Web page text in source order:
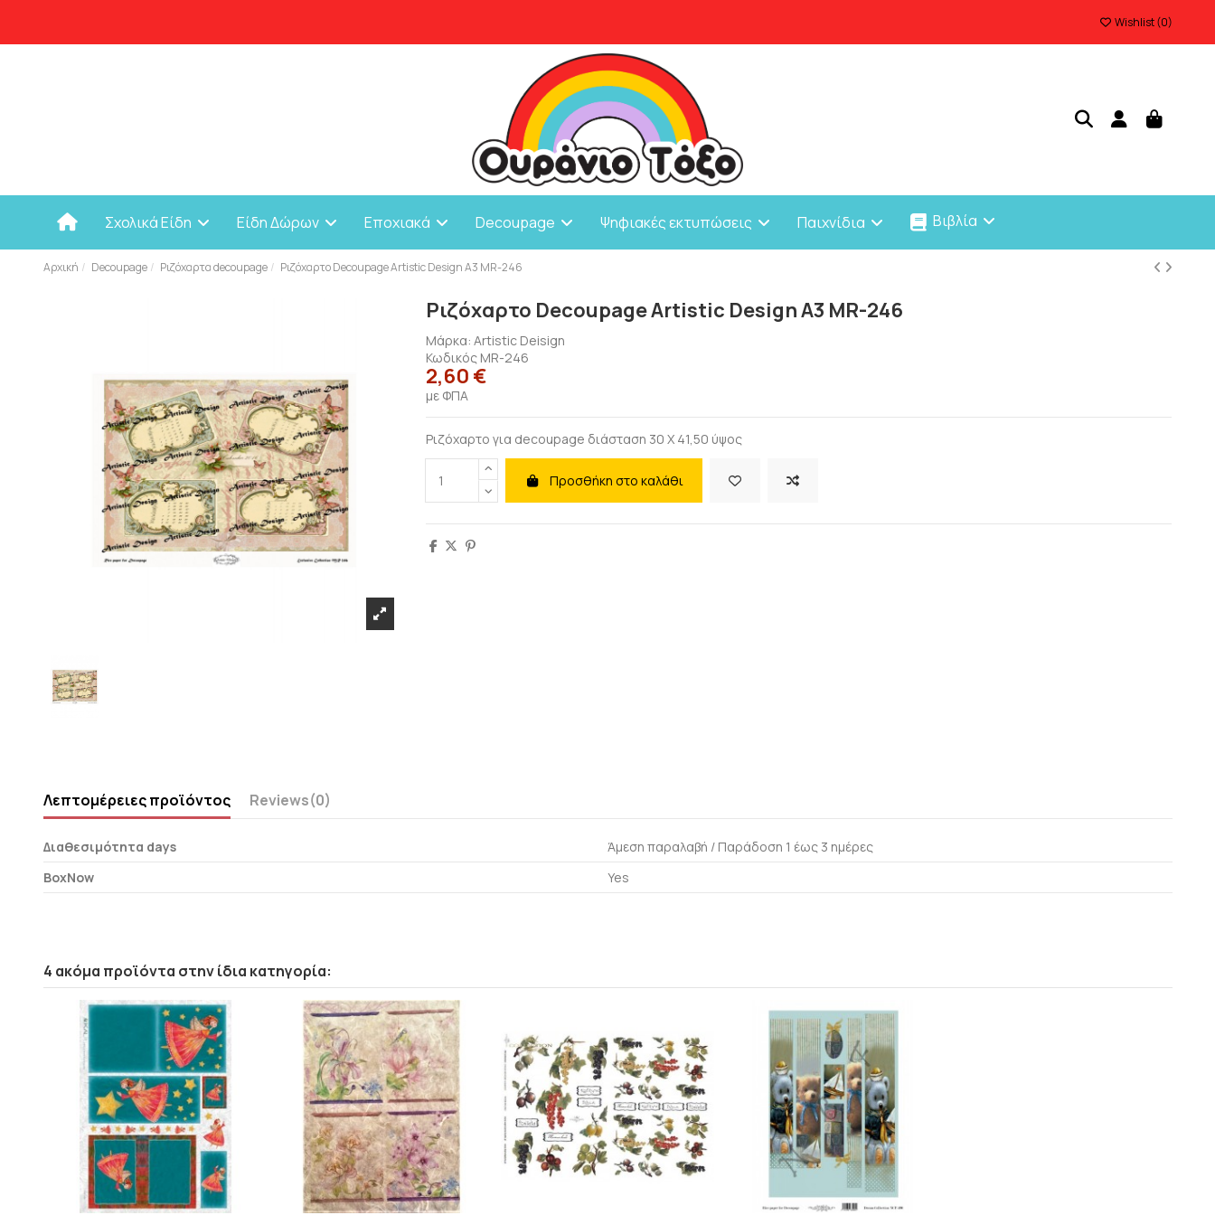
Wishlist (0)
Σχολικά Είδη Είδη Δώρων Εποχιακά Decoupage Ψηφιακές εκτυπώσεις Παιχνίδια Βιβλία
Αρχική Decoupage Ριζόχαρτα decoupage Ριζόχαρτο Decoupage Artistic Design A3 MR-246
Ριζόχαρτο Decoupage Artistic Design A3 MR-246
Μάρκα: Artistic Deisign
Κωδικός MR-246
2,60 €
με ΦΠΑ
Ριζόχαρτο για decoupage διάσταση 30 Χ 41,50 ύψος
Προσθήκη στο καλάθι
Λεπτομέρειες προϊόντος Reviews(0)
Διαθεσιμότητα days
Άμεση παραλαβή / Παράδoση 1 έως 3 ημέρες
BoxNow
Yes
4 ακόμα προϊόντα στην ίδια κατηγορία: